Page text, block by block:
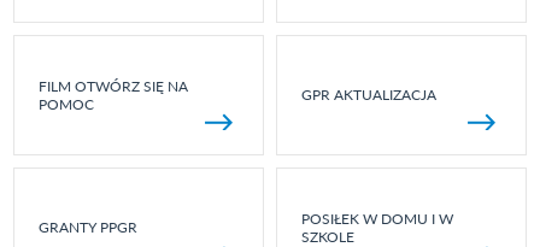
FILM OTWÓRZ SIĘ NA
POMOC
GPR AKTUALIZACJA
GRANTY PPGR
POSIŁEK W DOMU I W
SZKOLE